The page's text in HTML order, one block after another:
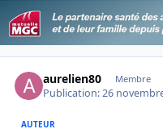
aurelien80 Membre
Publication:26
AUTEUR